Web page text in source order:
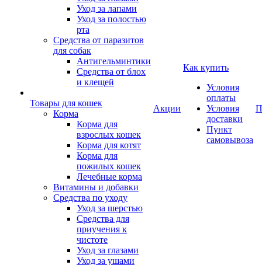
Уход за лапами
Уход за полостью
рта
Средства от паразитов
для собак
Антигельминтики
Средства от блох
и клещей
Товары для кошек
Корма
Корма для
взрослых кошек
Корма для котят
Корма для
пожилых кошек
Лечебные корма
Витамины и добавки
Средства по уходу
Уход за шерстью
Средства для
приучения к
чистоте
Уход за глазами
Уход за ушами
Акции
Как купить
Условия
оплаты
Условия
доставки
Пункт
самовывоза